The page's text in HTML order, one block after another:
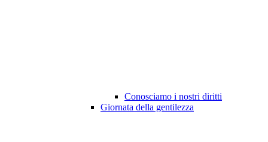
Conosciamo i nostri diritti
Giornata della gentilezza